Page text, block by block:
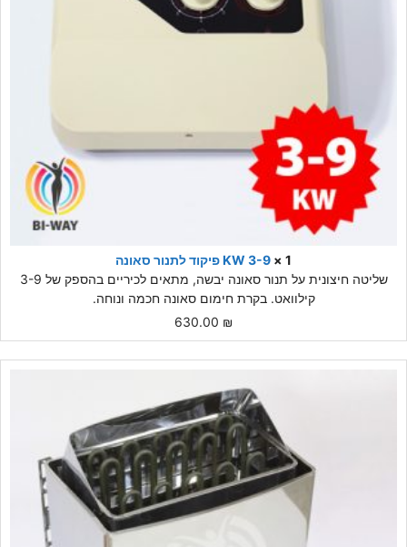
1 ×
3-9 KW פיקוד לתנור סאונה
שליטה חיצונית על תנור סאונה יבשה, מתאים לכיריים בהספק של 3-9
קילוואט. בקרת חימום סאונה חכמה ונוחה.
630.00 ₪